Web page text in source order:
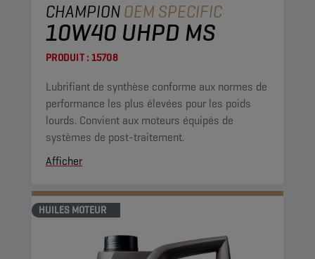
CHAMPIONOEM SPECIFIC
10W40 UHPD MS
PRODUIT : 15708
Lubrifiant de synthèse conforme aux normes de
performance les plus élevées pour les poids
lourds. Convient aux moteurs équipés de
systèmes de post-traitement.
Afficher
HUILES MOTEUR